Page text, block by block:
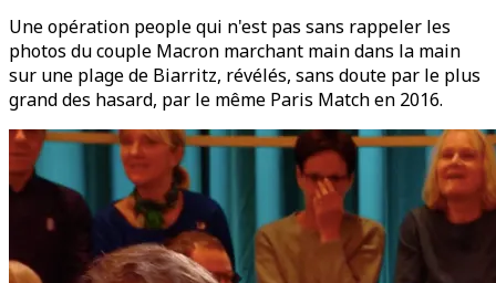
Une opération people qui n'est pas sans rappeler les
photos du couple Macron marchant main dans la main
sur une plage de Biarritz, révélés, sans doute par le plus
grand des hasard, par le même Paris Match en 2016.